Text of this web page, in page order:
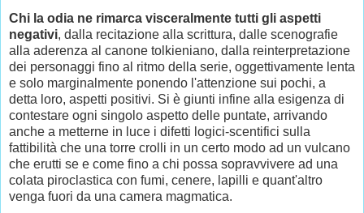
Chi la odia ne rimarca visceralmente tutti gli aspetti
negativi, dalla recitazione alla scrittura, dalle scenografie
alla aderenza al canone tolkieniano, dalla reinterpretazione
dei personaggi fino al ritmo della serie, oggettivamente lenta
e solo marginalmente ponendo l'attenzione sui pochi, a
detta loro, aspetti positivi. Si è giunti infine alla esigenza di
contestare ogni singolo aspetto delle puntate, arrivando
anche a metterne in luce i difetti logici-scentifici sulla
fattibilità che una torre crolli in un certo modo ad un vulcano
che erutti se e come fino a chi possa sopravvivere ad una
colata piroclastica con fumi, cenere, lapilli e quant'altro
venga fuori da una camera magmatica.